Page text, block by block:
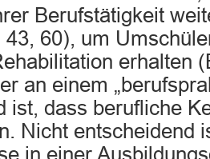
Berufstätigkeit
43, 60), um
erhalten
an einem
ist, dass berufliche
Nicht entscheidend
in einer